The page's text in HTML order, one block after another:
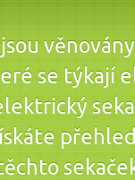
se týkají